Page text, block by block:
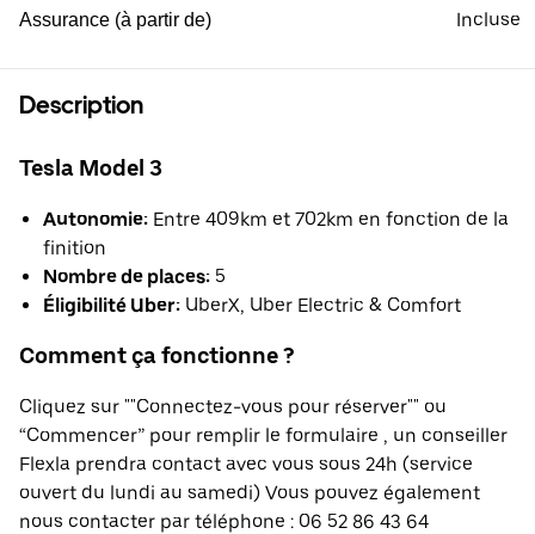
Assurance (à partir de) Incluse
Description
Tesla Model 3
Autonomie: Entre 409km et 702km en fonction de la
finition
Nombre de places: 5
Éligibilité Uber: UberX, Uber Electric & Comfort
Comment ça fonctionne ?
Cliquez sur ""Connectez-vous pour réserver"" ou
“Commencer” pour remplir le formulaire , un conseiller
Flexla prendra contact avec vous sous 24h (service
ouvert du lundi au samedi) Vous pouvez également
nous contacter par téléphone : 06 52 86 43 64